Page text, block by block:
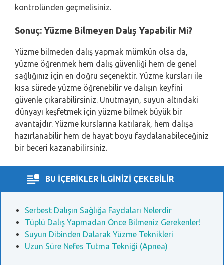
kontrolünden geçmelisiniz.
Sonuç: Yüzme Bilmeyen Dalış Yapabilir Mi?
Yüzme bilmeden dalış yapmak mümkün olsa da,
yüzme öğrenmek hem dalış güvenliği hem de genel
sağlığınız için en doğru seçenektir. Yüzme kursları ile
kısa sürede yüzme öğrenebilir ve dalışın keyfini
güvenle çıkarabilirsiniz. Unutmayın, suyun altındaki
dünyayı keşfetmek için yüzme bilmek büyük bir
avantajdır. Yüzme kurslarına katılarak, hem dalışa
hazırlanabilir hem de hayat boyu faydalanabileceğiniz
bir beceri kazanabilirsiniz.
BU İÇERİKLER İLGİNİZİ ÇEKEBİLİR
Serbest Dalışın Sağlığa Faydaları Nelerdir
Tüplü Dalış Yapmadan Önce Bilmeniz Gerekenler!
Suyun Dibinden Dalarak Yüzme Teknikleri
Uzun Süre Nefes Tutma Tekniği (Apnea)